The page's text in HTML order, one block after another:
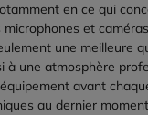
en ce qui
et
une meilleure
à une atmosphère
avant
au dernier